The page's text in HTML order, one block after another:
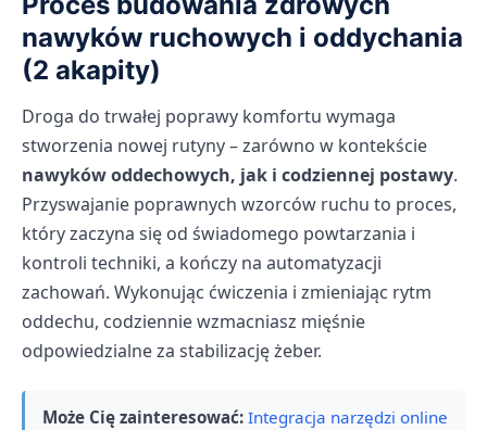
nawyków ruchowych i oddychania
(2 akapity)
Droga do trwałej poprawy komfortu wymaga
stworzenia nowej rutyny – zarówno w kontekście
nawyków oddechowych, jak i codziennej postawy.
Przyswajanie poprawnych wzorców ruchu to proces,
który zaczyna się od świadomego powtarzania i
kontroli techniki, a kończy na automatyzacji
zachowań. Wykonując ćwiczenia i zmieniając rytm
oddechu, codziennie wzmacniasz mięśnie
odpowiedzialne za stabilizację żeber.
Może Cię zainteresować: Integracja narzędzi online